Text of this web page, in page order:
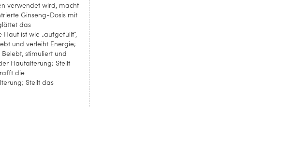
verwendet wird, macht
Ginseng-Dosis mit
das
ist wie „aufgefüllt“,
und verleiht Energie;
stimuliert und
Hautalterung; Stellt
die
Stellt das